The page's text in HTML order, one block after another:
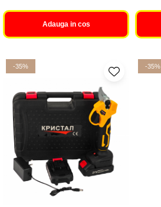
Adauga in cos
-35% -35%